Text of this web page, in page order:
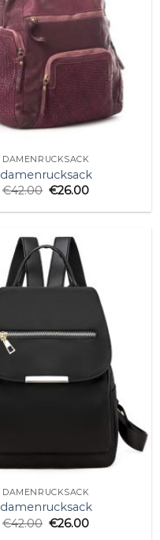
DAMENRUCKSACK
damenrucksack
€42.00 €26.00
DAMENRUCKSACK
damenrucksack
€42.00 €26.00